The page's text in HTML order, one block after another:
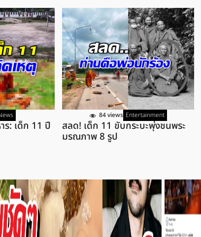
ร: เด็ก 11 ปี
84 views Entertainment
สลด! เด็ก 11 ขับกระบะพุ่งชนพระ
มรณภาพ 8 รูป
ข่าวและบทความ ป